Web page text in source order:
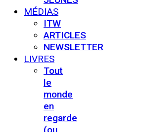
MÉDIAS
ITW
ARTICLES
NEWSLETTER
LIVRES
Tout
le
monde
en
regarde